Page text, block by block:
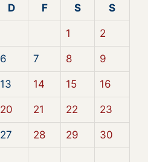
D F S S
1 2
6 7 8 9
13 14 15 16
20 21 22 23
27 28 29 30